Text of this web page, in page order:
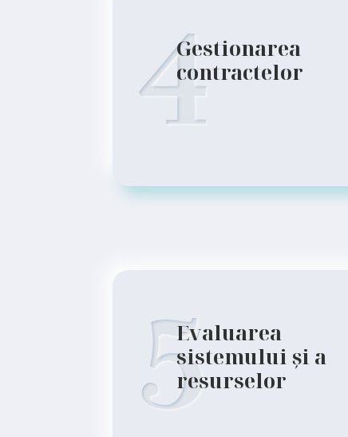
4Gestionarea
contractelor
5Evaluarea
sistemului și a
resurselor